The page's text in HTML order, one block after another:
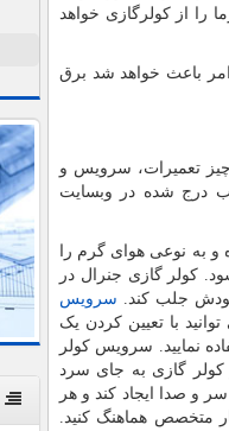
را از کولرگازی خواهد
باعث خواهد شد برق
تعمیرات، سرویس و
درج شده در وبسایت
و به نوعی هوای گرم را
کولر گازی جنرال در
جلب کند. سرویس
با تعیین کردن یک
نمایید. سرویس کولر
گازی به جای سرد
و صدا ایجاد کند و هر
متخصص هماهنگ کنید.